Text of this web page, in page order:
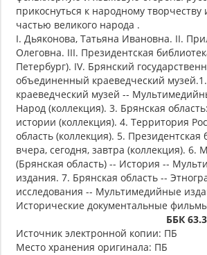
прикоснуться к народному творчеству
частью великого народа .
I. Дьяконова, Татьяна Ивановна. II.
Олеговна. III. Президентская
Петербург). IV. Брянский
объединенный краеведческий
краеведческий музей --
Народ (коллекция). 3. Брянская
истории (коллекция). 4. Территория
область (коллекция). 5. Президентская
вчера, сегодня, завтра (коллекция). 6.
(Брянская область) -- История --
издания. 7. Брянская область --
исследования -- Мультимедийные
Исторические документальные
ББК
Источник электронной копии: ПБ
Место хранения оригинала: ПБ